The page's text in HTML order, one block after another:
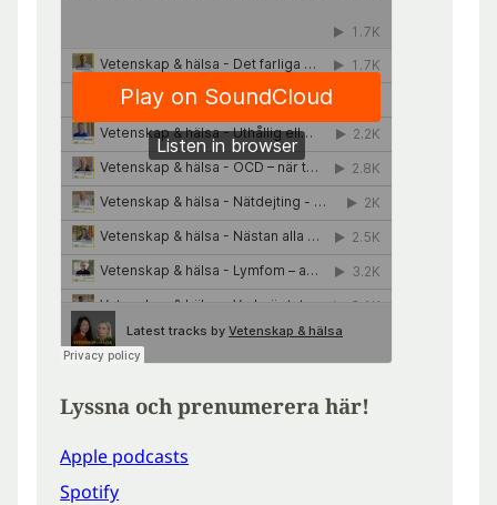
Lyssna och prenumerera här!
Apple podcasts
Spotify